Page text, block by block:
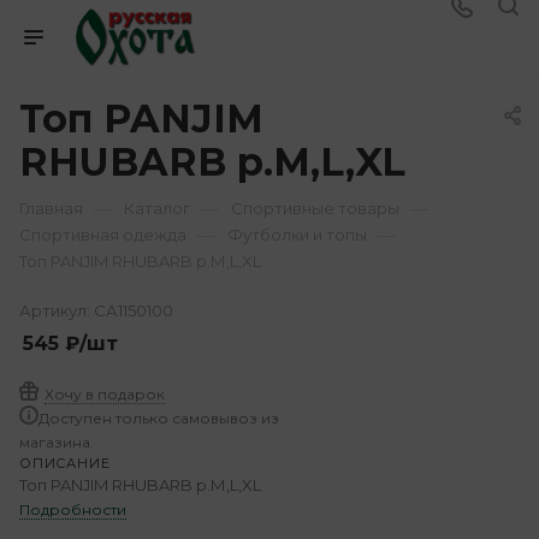
Топ PANJIM
RHUBARB р.М,L,XL
Артикул: СА1150100
545 ₽/шт
Хочу в подарок
Доступен только самовывоз из
магазина.
ОПИСАНИЕ
Топ PANJIM RHUBARB р.М,L,XL
Подробности